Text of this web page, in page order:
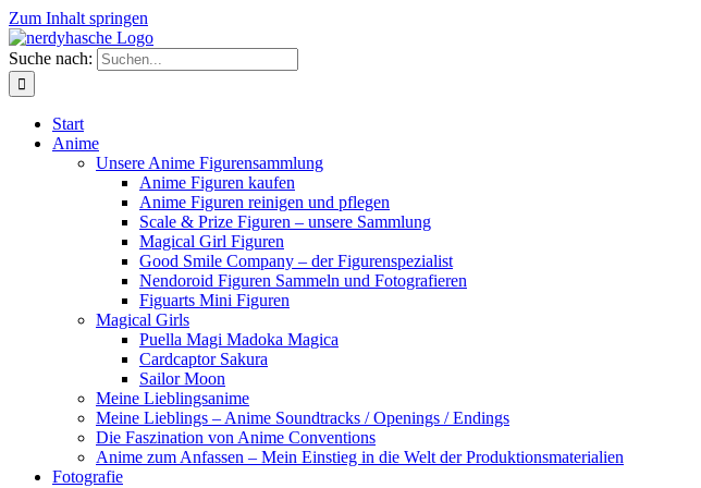
Zum Inhalt springen
Suche nach:
Start
Anime
Unsere Anime Figurensammlung
Anime Figuren kaufen
Anime Figuren reinigen und pflegen
Scale & Prize Figuren – unsere Sammlung
Magical Girl Figuren
Good Smile Company – der Figurenspezialist
Nendoroid Figuren Sammeln und Fotografieren
Figuarts Mini Figuren
Magical Girls
Puella Magi Madoka Magica
Cardcaptor Sakura
Sailor Moon
Meine Lieblingsanime
Meine Lieblings – Anime Soundtracks / Openings / Endings
Die Faszination von Anime Conventions
Anime zum Anfassen – Mein Einstieg in die Welt der Produktionsmaterialien
Fotografie